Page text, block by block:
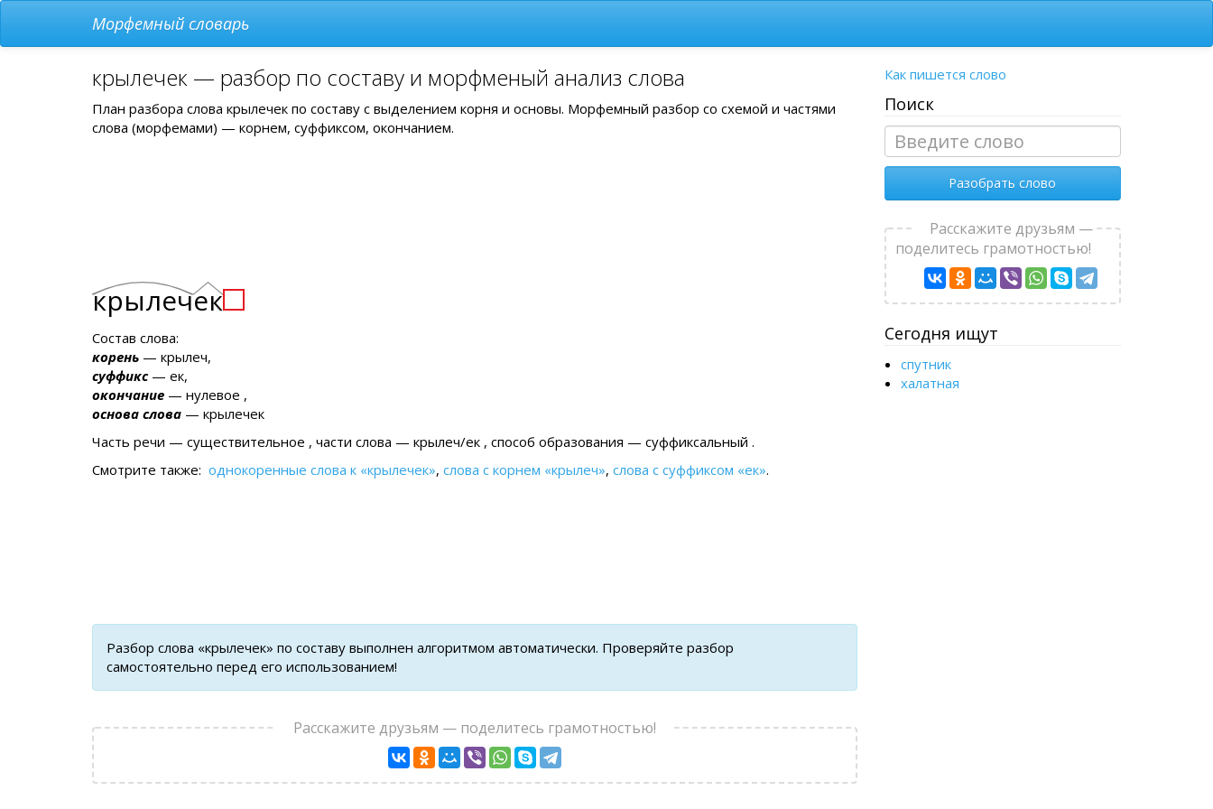
Морфемный словарь
крылечек — разбор по составу и морфменый анализ слова
План разбора слова крылечек по составу с выделением корня и основы. Морфемный разбор со схемой и частями
слова (морфемами) — корнем, суффиксом, окончанием.
крылечек
Состав слова:
корень — крылеч,
суффикс— ек,
окончание — нулевое ,
основа слова — крылечек
Часть речи — существительное , части слова — крылеч/ек , cпособ образования — суффиксальный .
Смотрите также: однокоренные слова к «крылечек», слова с корнем «крылеч», слова с суффиксом «ек».
Разбор слова «крылечек» по составу выполнен алгоритмом автоматически. Проверяйте разбор
самостоятельно перед его использованием!
Расскажите друзьям — поделитесь грамотностью!
Как пишется слово
Поиск
Разобрать слово
Расскажите друзьям —
поделитесь грамотностью!
Сегодня ищут
спутник
халатная